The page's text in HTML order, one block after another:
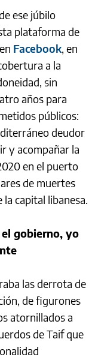
ese júbilo
plataforma de
Facebook, en
a la
sin
años para
públicos:
deudor
y acompañar la
en el puerto
de muertes
capital libanesa.
gobierno, yo
las derrota de
de figurones
atornillados a
de Taif que